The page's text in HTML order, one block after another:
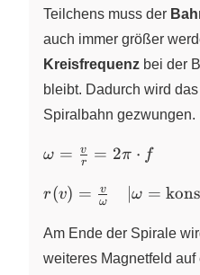
Teilchens muss der
auch immer größer
Kreisfrequenz bei der
bleibt. Dadurch wird
Spiralbahn gezwungen.
\omega=\frac{v}
ω = r
v = 2π ⋅ f
r(v)=\frac{v}
|\omega =
\text{konst.}
r(v) = ω
v ω =
Am Ende der Spirale
weiteres Magnetfeld